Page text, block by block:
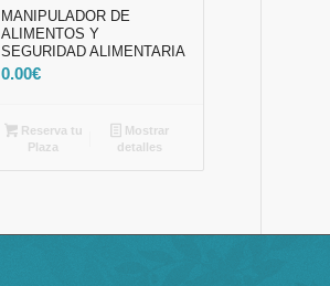
MANIPULADOR DE
ALIMENTOS Y
SEGURIDAD ALIMENTARIA
0.00€
Reserva tu
Plaza
Mostrar
detalles